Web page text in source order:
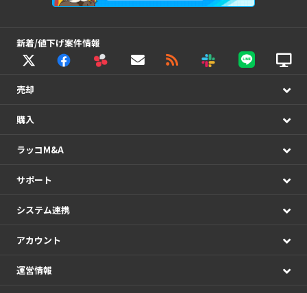
新着/値下げ案件情報
売却
購入
ラッコM&A
サポート
システム連携
アカウント
運営情報